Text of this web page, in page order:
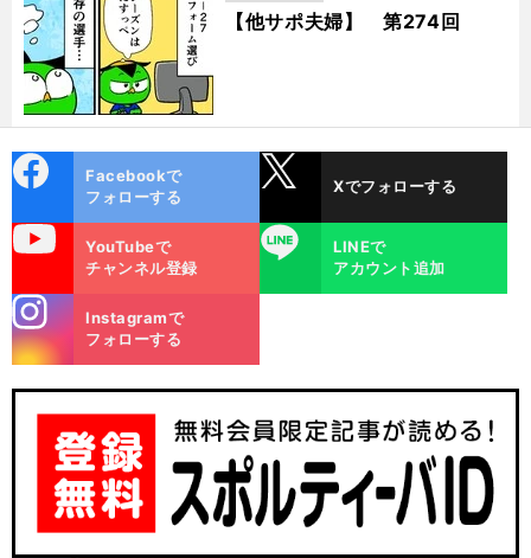
【他サポ夫婦】 第274回
ok
Facebookで
フォローする
Xでフォローする
YouTubeで
チャンネル登録
LINE
LINEで
アカウント追加
m
Instagramで
フォローする